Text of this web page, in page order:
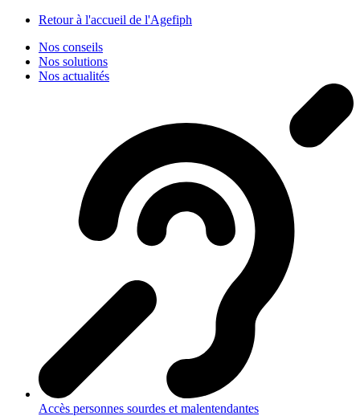
Retour à l'accueil de l'Agefiph
Nos conseils
Nos solutions
Nos actualités
Accès personnes sourdes et malentendantes